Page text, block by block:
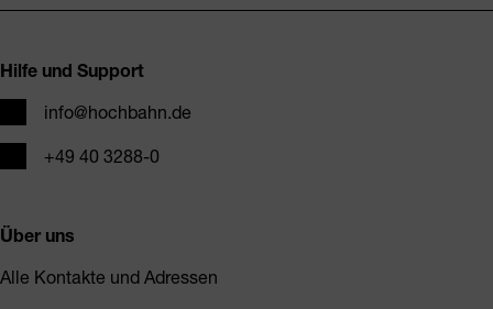
Hilfe und Support
E-Mailinfo@hochbahn.de
Telefon+49 40 3288-0
Über uns
Alle Kontakte und Adressen